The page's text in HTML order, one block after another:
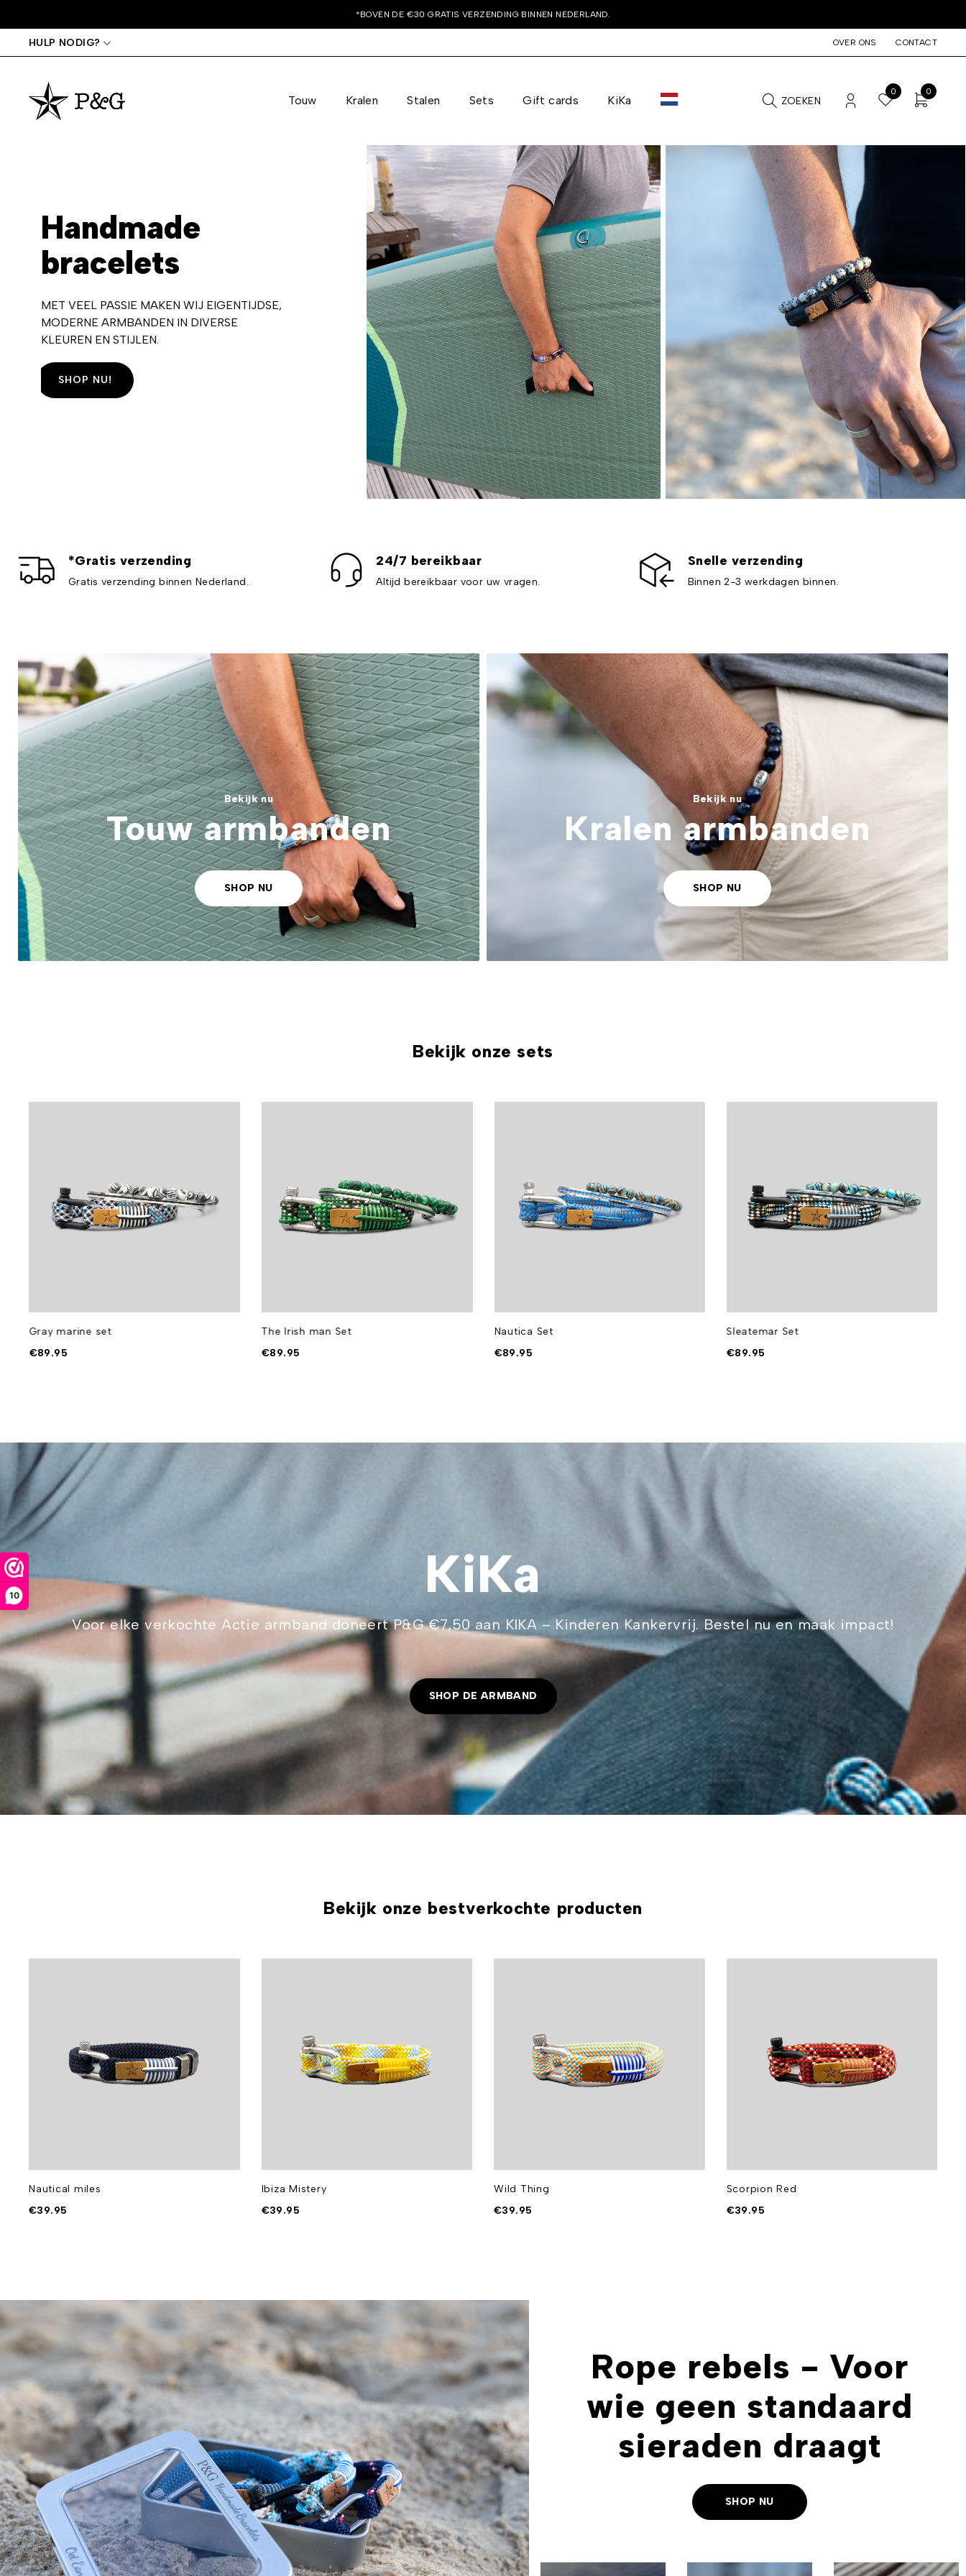
10
*BOVEN DE €30 GRATIS VERZENDING BINNEN NEDERLAND.
HULP NODIG? OVER ONS CONTACT
Touw Kralen Stalen Sets Gift cards KiKa ZOEKEN
0 0
Handmade
bracelets
MET VEEL PASSIE MAKEN WIJ EIGENTIJDSE,
MODERNE ARMBANDEN IN DIVERSE
KLEUREN EN STIJLEN.
SHOP NU!
*Gratis verzending
Gratis verzending binnen Nederland.
24/7 bereikbaar
Altijd bereikbaar voor uw vragen.
Snelle verzending
Binnen 2-3 werkdagen binnen.
Touw armbanden
Bekijk nu
SHOP NU
Kralen armbanden
Bekijk nu
SHOP NU
Bekijk onze sets
Gray marine set
€89.95
The Irish man Set
€89.95
Nautica Set
€89.95
Sleatemar Set
€89.95
KiKa
Voor elke verkochte Actie armband doneert P&G €7,50 aan KIKA – Kinderen Kankervrij. Bestel nu en maak impact!
SHOP DE ARMBAND
Bekijk onze bestverkochte producten
Nautical miles
€39.95
Ibiza Mistery
€39.95
Wild Thing
€39.95
Scorpion Red
€39.95
Rope rebels - Voor
wie geen standaard
sieraden draagt
SHOP NU